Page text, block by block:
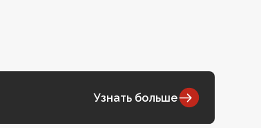
Узнать больше